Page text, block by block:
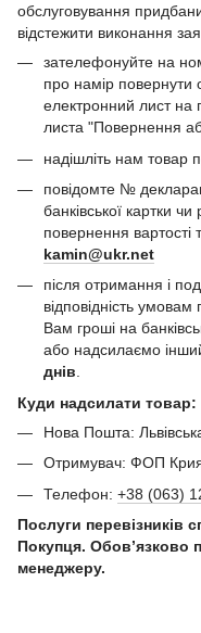
обслуговування
відстежити виконання
зателефонуйте на
про намір повернути
електронний лист на
листа "Повернення
надішліть нам товар
повідомте №
банківської картки
повернення
kamin@ukr.net
після отримання і
відповідність
Вам гроші на
або надсилаємо
днів.
Куди надсилати товар:
Нова Пошта:
Отримувач: ФОП
Телефон: +38 (063)
Послуги перевізників
Покупця. Обов’язково
менеджеру.